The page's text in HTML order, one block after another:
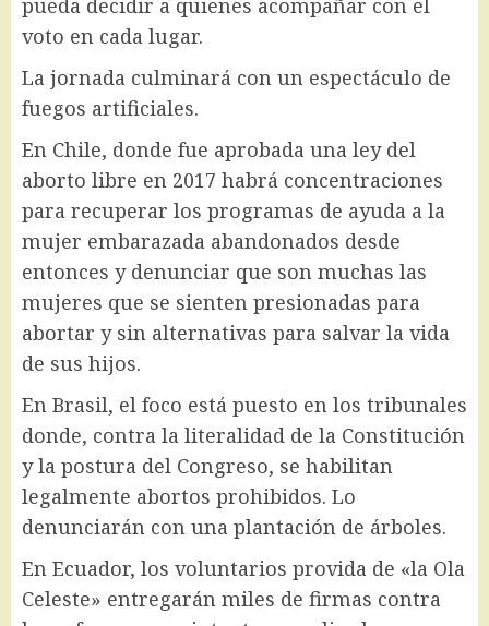
pueda decidir a quienes acompañar con el
voto en cada lugar.
La jornada culminará con un espectáculo de
fuegos artificiales.
En Chile, donde fue aprobada una ley del
aborto libre en 2017 habrá concentraciones
para recuperar los programas de ayuda a la
mujer embarazada abandonados desde
entonces y denunciar que son muchas las
mujeres que se sienten presionadas para
abortar y sin alternativas para salvar la vida
de sus hijos.
En Brasil, el foco está puesto en los tribunales
donde, contra la literalidad de la Constitución
y la postura del Congreso, se habilitan
legalmente abortos prohibidos. Lo
denunciarán con una plantación de árboles.
En Ecuador, los voluntarios provida de «la Ola
Celeste» entregarán miles de firmas contra